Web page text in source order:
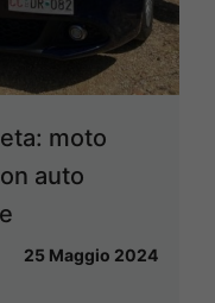
moto
auto
25 Maggio 2024